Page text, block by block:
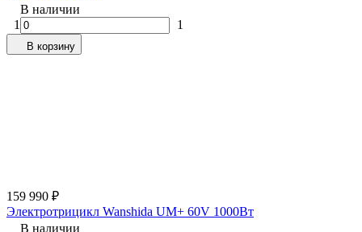
В наличии
1
1
В корзину
159 990 ₽
Электротрицикл Wanshida UM+ 60V 1000Вт
В наличии